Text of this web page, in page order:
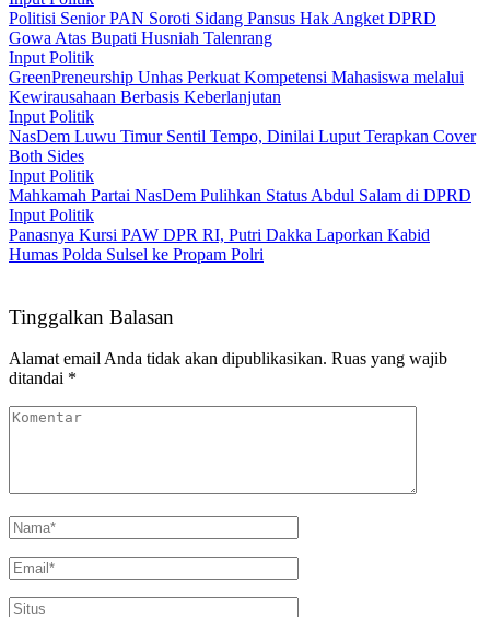
Politisi Senior PAN Soroti Sidang Pansus Hak Angket DPRD
Gowa Atas Bupati Husniah Talenrang
Input Politik
GreenPreneurship Unhas Perkuat Kompetensi Mahasiswa melalui
Kewirausahaan Berbasis Keberlanjutan
Input Politik
NasDem Luwu Timur Sentil Tempo, Dinilai Luput Terapkan Cover
Both Sides
Input Politik
Mahkamah Partai NasDem Pulihkan Status Abdul Salam di DPRD
Input Politik
Panasnya Kursi PAW DPR RI, Putri Dakka Laporkan Kabid
Humas Polda Sulsel ke Propam Polri
Tinggalkan Balasan
Alamat email Anda tidak akan dipublikasikan. Ruas yang wajib
ditandai *